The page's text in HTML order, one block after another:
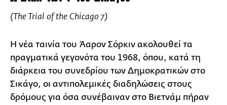
(The Trial of the Chicago 7)
H νέα ταινία του Άαρον Σόρκιν ακολουθεί τα
πραγματικά γεγονότα του 1968, όπου, κατά τη
διάρκεια του συνεδρίου των Δημοκρατικών στο
Σικάγο, οι αντιπολεμικές διαδηλώσεις στους
δρόμους για όσα συνέβαιναν στο Βιετνάμ πήραν